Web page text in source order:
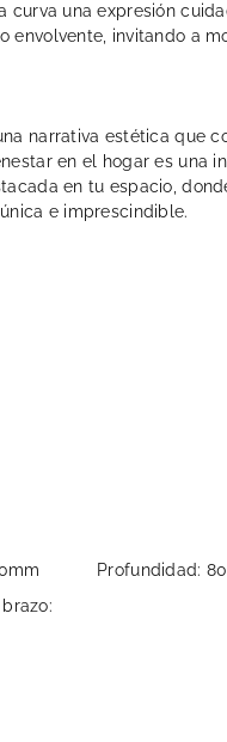
curva una expresión
envolvente, invitando a
narrativa estética que
en el hogar es una
en tu espacio,
e imprescindible.
Profundidad: